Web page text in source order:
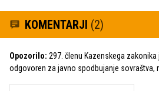
KOMENTARJI (2)
Opozorilo: 297. členu Kazenskega
odgovoren za javno spodbujanje sovraštva,